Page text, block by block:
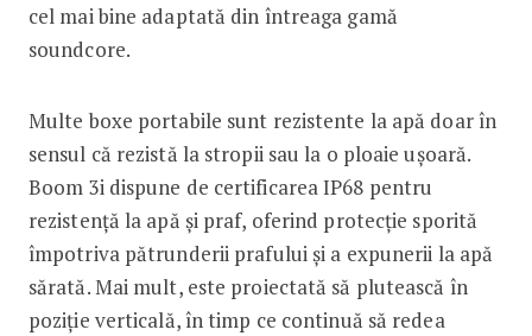
cel mai bine adaptată din întreaga gamă
soundcore.
Multe boxe portabile sunt rezistente la apă doar în
sensul că rezistă la stropii sau la o ploaie ușoară.
Boom 3i dispune de certificarea IP68 pentru
rezistență la apă și praf, oferind protecție sporită
împotriva pătrunderii prafului și a expunerii la apă
sărată. Mai mult, este proiectată să plutească în
poziție verticală, în timp ce continuă să redea